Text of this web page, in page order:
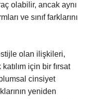
olabilir, ancak aynı
ve sınıf farklarını
olan ilişkileri,
için bir fırsat
cinsiyet
yeniden